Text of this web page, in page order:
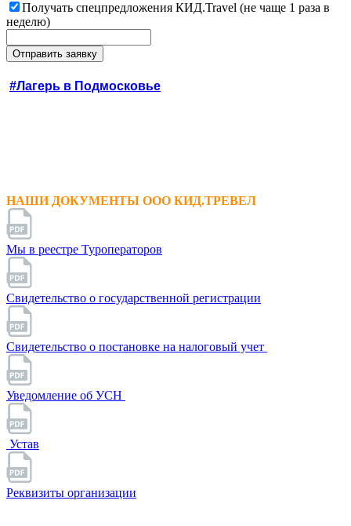
Получать спецпредложения КИД.Travel (не чаще 1 раза в
неделю)
#Лагерь в Подмосковье
НАШИ ДОКУМЕНТЫ ООО КИД.ТРЕВЕЛ
Мы в реестре Туроператоров
Свидетельство о государственной регистрации
Свидетельство о постановке на налоговый учет
Уведомление об УСН
Устав
Реквизиты организации